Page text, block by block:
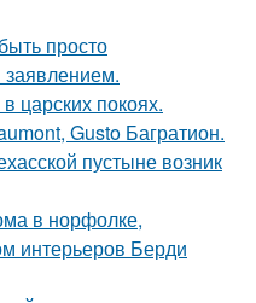
просто
заявлением.
царских покоях.
Gusto Багратион.
пустыне возник
в норфолке,
интерьеров Берди